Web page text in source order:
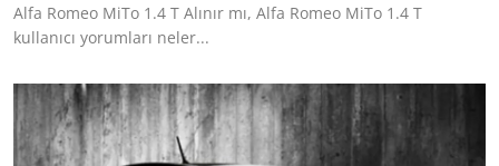
Alfa Romeo MiTo 1.4 T Alınır mı, Alfa Romeo MiTo 1.4 T
kullanıcı yorumları neler...